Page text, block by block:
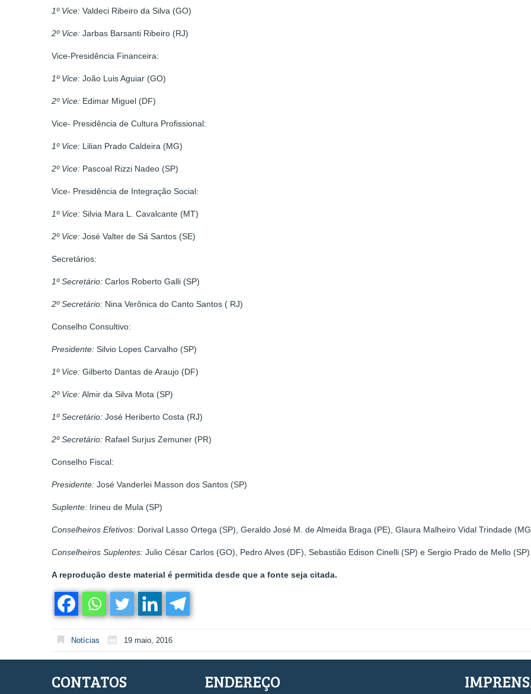
1ºVice: Valdeci Ribeiro da Silva (GO)
2ºVice: Jarbas Barsanti Ribeiro (RJ)
Vice-Presidência Financeira:
1ºVice: João Luis Aguiar (GO)
2ºVice: Edimar Miguel (DF)
Vice- Presidência de Cultura Profissional:
1ºVice: Lilian Prado Caldeira (MG)
2ºVice: Pascoal Rizzi Nadeo (SP)
Vice- Presidência de Integração Social:
1ºVice: Silvia Mara L. Cavalcante (MT)
2ºVice: José Valter de Sá Santos (SE)
Secretários:
1ºSecretário: Carlos Roberto Galli (SP)
2ºSecretário: Nina Verônica do Canto Santos ( RJ)
Conselho Consultivo:
Presidente: Silvio Lopes Carvalho (SP)
1ºVice: Gilberto Dantas de Araujo (DF)
2ºVice:Almir da Silva Mota (SP)
1ºSecretário: José Heriberto Costa (RJ)
2ºSecretário: Rafael Surjus Zemuner (PR)
Conselho Fiscal:
Presidente: José Vanderlei Masson dos Santos (SP)
Suplente: Irineu de Mula (SP)
Conselheiros Efetivos: Dorival Lasso Ortega (SP), Geraldo José M. de Almeida Braga (PE), Glaura Malheiro Vidal Trindade
Conselheiros Suplentes: Julio César Carlos (GO), Pedro Alves (DF), Sebastião Edison Cinelli (SP) e Sergio Prado de Mello (SP).
A reprodução deste material é permitida desde que a fonte seja citada.
Notícias 19 maio, 2016
CONTATOS ENDEREÇO